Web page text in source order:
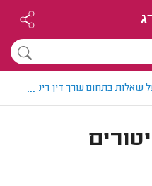
שאלות בתחום עורך דין דיני עבודה
...